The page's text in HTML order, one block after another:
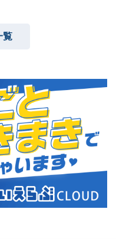
グ 資料ダウンロード
プラン
覧